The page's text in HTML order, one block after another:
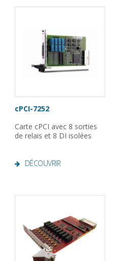
cPCI-7252
Carte cPCI avec 8 sorties
de relais et 8 DI isolées
DÉCOUVRIR